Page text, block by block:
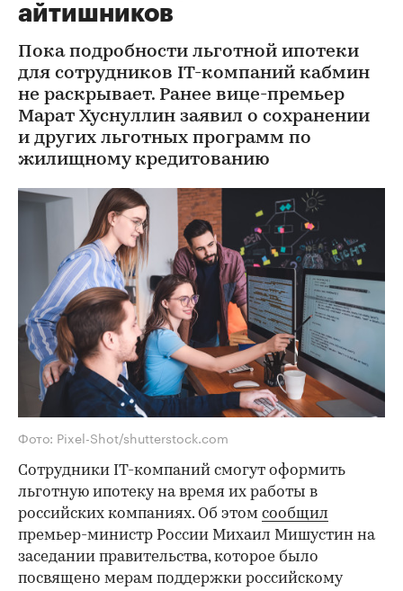
айтишников
Пока подробности льготной ипотеки
для сотрудников IT-компаний кабмин
не раскрывает. Ранее вице-премьер
Марат Хуснуллин заявил о сохранении
и других льготных программ по
жилищному кредитованию
Фото: Pixel-Shot/shutterstock.com
Сотрудники IT-компаний смогут оформить
льготную ипотеку на время их работы в
российских компаниях. Об этом сообщил
премьер-министр России Михаил Мишустин на
заседании правительства, которое было
посвящено мерам поддержки российскому